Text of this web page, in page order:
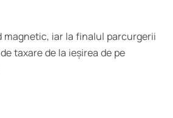
magnetic, iar la finalul parcurgerii
taxare de la ieșirea de pe